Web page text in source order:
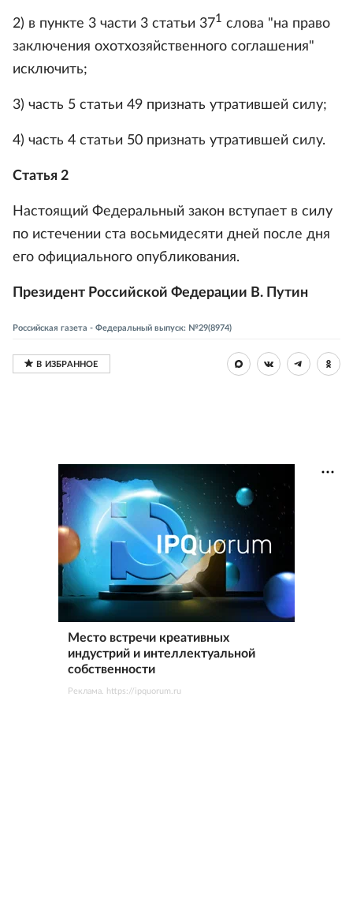
2) в пункте 3 части 3 статьи 371 слова "на право
заключения охотхозяйственного соглашения"
исключить;
3) часть 5 статьи 49 признать утратившей силу;
4) часть 4 статьи 50 признать утратившей силу.
Статья 2
Настоящий Федеральный закон вступает в силу
по истечении ста восьмидесяти дней после дня
его официального опубликования.
Президент Российской Федерации В. Путин
Российская газета - Федеральный выпуск: №29(8974)
Место встречи креативных
индустрий и интеллектуальной
собственности
Реклама. https://ipquorum.ru